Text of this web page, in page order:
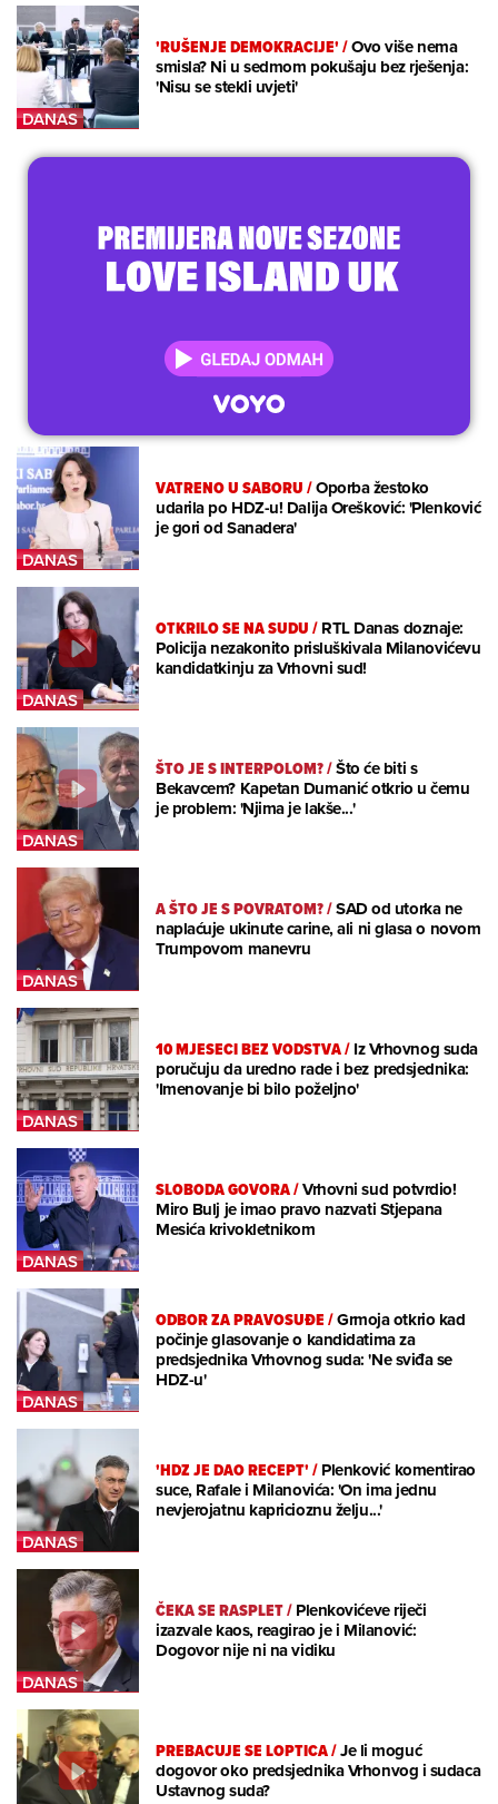
'RUŠENJE DEMOKRACIJE'/Ovo više nema
smisla? Ni u sedmom pokušaju bez rješenja:
'Nisu se stekli uvjeti'
VATRENO U SABORU/Oporba žestoko
udarila po HDZ-u! Dalija Orešković: 'Plenković
je gori od Sanadera'
OTKRILO SE NA SUDU/RTL Danas doznaje:
Policija nezakonito prisluškivala Milanovićevu
kandidatkinju za Vrhovni sud!
ŠTO JE S INTERPOLOM?/Što će biti s
Bekavcem? Kapetan Dumanić otkrio u čemu
je problem: 'Njima je lakše...'
A ŠTO JE S POVRATOM?/SAD od utorka ne
naplaćuje ukinute carine, ali ni glasa o novom
Trumpovom manevru
10 MJESECI BEZ VODSTVA/Iz Vrhovnog suda
poručuju da uredno rade i bez predsjednika:
'Imenovanje bi bilo poželjno'
SLOBODA GOVORA/Vrhovni sud potvrdio!
Miro Bulj je imao pravo nazvati Stjepana
Mesića krivokletnikom
ODBOR ZA PRAVOSUĐE/Grmoja otkrio kad
počinje glasovanje o kandidatima za
predsjednika Vrhovnog suda: 'Ne sviđa se
HDZ-u'
'HDZ JE DAO RECEPT'/Plenković komentirao
suce, Rafale i Milanovića: 'On ima jednu
nevjerojatnu kapricioznu želju...'
ČEKA SE RASPLET/Plenkovićeve riječi
izazvale kaos, reagirao je i Milanović:
Dogovor nije ni na vidiku
PREBACUJE SE LOPTICA/Je li moguć
dogovor oko predsjednika Vrhonvog i sudaca
Ustavnog suda?